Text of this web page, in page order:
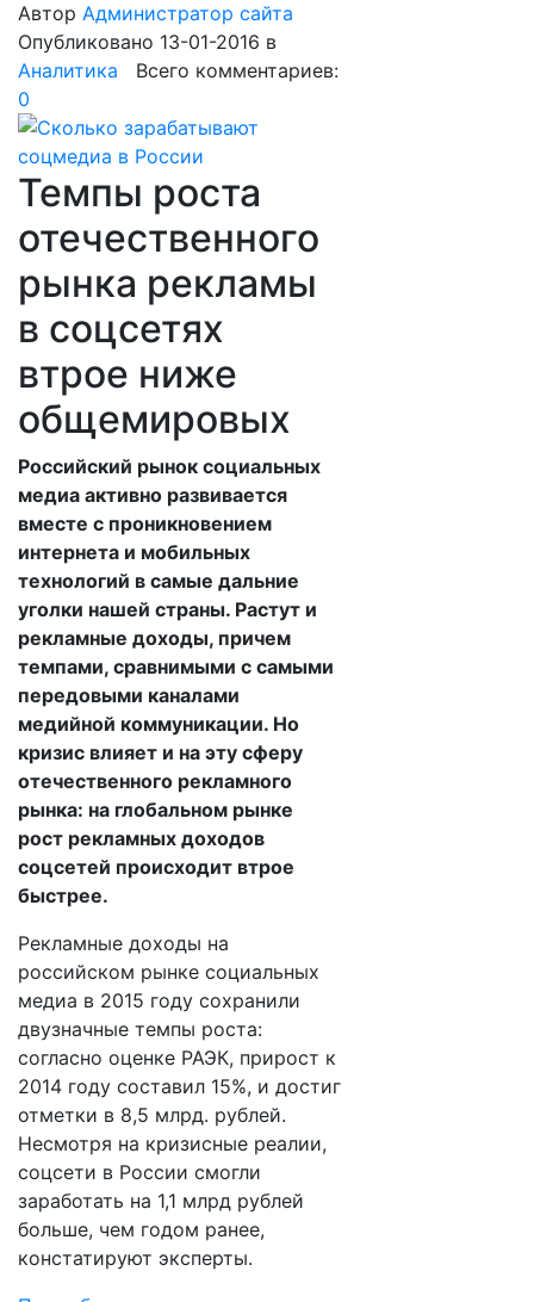
Автор Администратор сайта
Опубликовано 13-01-2016 в
Аналитика Всего комментариев:
0
Темпы роста
отечественного
рынка рекламы
в соцсетях
втрое ниже
общемировых
Российский рынок социальных
медиа активно развивается
вместе с проникновением
интернета и мобильных
технологий в самые дальние
уголки нашей страны. Растут и
рекламные доходы, причем
темпами, сравнимыми с самыми
передовыми каналами
медийной коммуникации. Но
кризис влияет и на эту сферу
отечественного рекламного
рынка: на глобальном рынке
рост рекламных доходов
соцсетей происходит втрое
быстрее.
Рекламные доходы на
российском рынке социальных
медиа в 2015 году сохранили
двузначные темпы роста:
согласно оценке РАЭК, прирост к
2014 году составил 15%, и достиг
отметки в 8,5 млрд. рублей.
Несмотря на кризисные реалии,
соцсети в России смогли
заработать на 1,1 млрд рублей
больше, чем годом ранее,
констатируют эксперты.